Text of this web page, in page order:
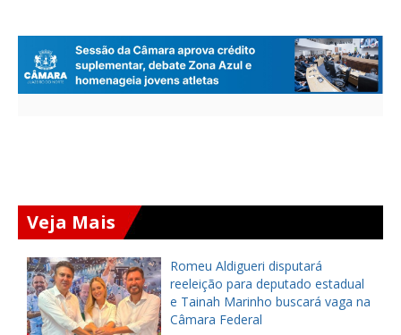
Veja Mais
Romeu Aldigueri disputará
reeleição para deputado estadual
e Tainah Marinho buscará vaga na
Câmara Federal